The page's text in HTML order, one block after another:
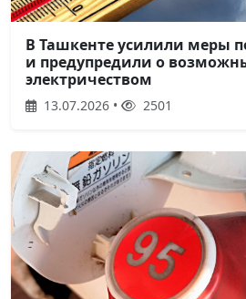
В Ташкенте усилили меры
и предупредили о
электричеством
13.07.2026 • 2501